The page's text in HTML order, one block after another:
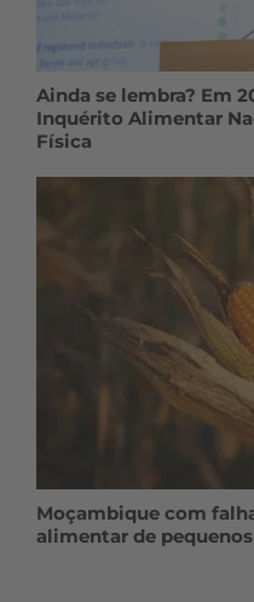
Ainda se lembra? Em
Inquérito Alimentar
Física
Moçambique com
alimentar de